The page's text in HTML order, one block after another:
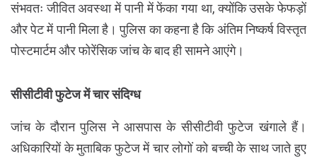
संभवतः जीवित अवस्था में पानी में फेंका गया था, क्योंकि उसके फेफड़ों
और पेट में पानी मिला है। पुलिस का कहना है कि अंतिम निष्कर्ष विस्तृत
पोस्टमार्टम और फोरेंसिक जांच के बाद ही सामने आएंगे।
सीसीटीवी फुटेज में चार संदिग्ध
जांच के दौरान पुलिस ने आसपास के सीसीटीवी फुटेज खंगाले हैं।
अधिकारियों के मुताबिक फुटेज में चार लोगों को बच्ची के साथ जाते हुए